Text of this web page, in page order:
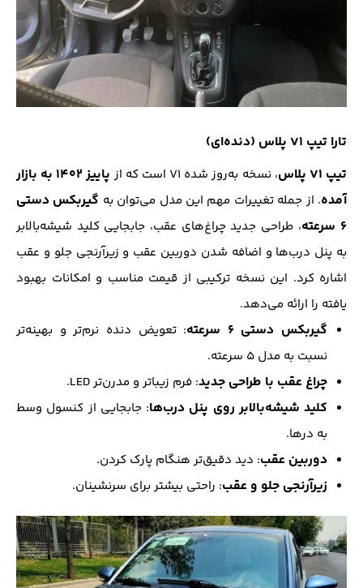
تارا تیپ V1 پلاس (دنده‌ای)
تیپ V1 پلاس
، نسخه به‌روز شده V1 است که از
پاییز ۱۴۰۲ به بازار
آمده. از جمله تغییرات مهم این مدل می‌توان به گیربکس دستی
۶ سرعته
، طراحی جدید چراغ‌های عقب، جابجایی کلید شیشه‌بالابر
به پنل درب‌ها و اضافه شدن دوربین عقب و زیرآرنجی جلو و عقب
اشاره کرد. این نسخه ترکیبی از قیمت مناسب و امکانات بهبود
یافته را ارائه می‌دهد.
گیربکس دستی ۶ سرعته
: تعویض دنده نرم‌تر و بهینه‌تر
نسبت به مدل ۵ سرعته.
چراغ عقب با طراحی جدید: فرم زیباتر و مدرن‌تر LED.
کلید شیشه‌بالابر روی پنل درب‌ها: جابجایی از کنسول وسط
به درها.
دوربین عقب: دید دقیق‌تر هنگام پارک کردن.
زیرآرنجی جلو و عقب: راحتی بیشتر برای سرنشینان.